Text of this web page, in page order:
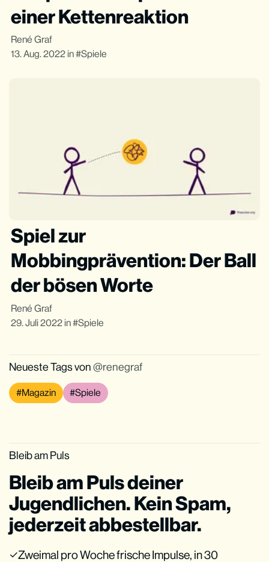
einer Kettenreaktion
René Graf
13. Aug. 2022 in Spiele
Spiel zur
Mobbingprävention: Der Ball
der bösen Worte
René Graf
29. Juli 2022 in Spiele
Neueste Tags von renegraf
Magazin Spiele
Bleib am Puls
Bleib am Puls deiner
Jugendlichen. Kein Spam,
jederzeit abbestellbar.
Zweimal pro Woche frische Impulse, in 30